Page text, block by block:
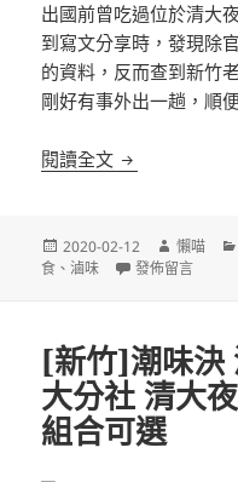
出國前曾吃過位於清大
到寫文分享時，發現除
的資料，反而查到新竹
剛好有事外出一趟，順
閱讀全文 [新竹]潮味決
發
佈
2020-02-12
作
者
懶喵
食 、滷味 在〈[新竹]潮味
發佈留言
[新竹]潮味決
大分社 清大
組合可選